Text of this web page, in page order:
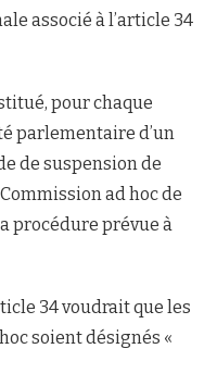
associé à l’article 34
pour chaque
parlementaire d’un
de suspension de
ad hoc de
procédure prévue à
34 voudrait que les
soient désignés «